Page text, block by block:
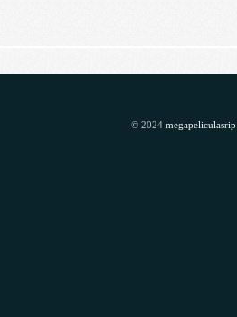
© 2024 megapeliculasrip